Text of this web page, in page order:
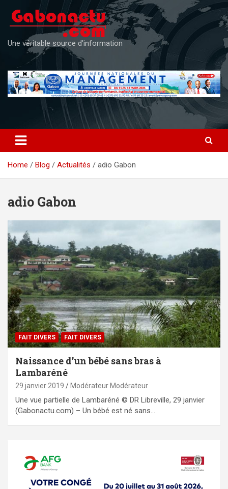
content
Une véritable source d'information
Home Blog Actualités adio Gabon
adio Gabon
FAIT DIVERS FAIT DIVERS
Naissance d’un bébé sans bras à
Lambaréné
29 janvier 2019 Modérateur Modérateur
Une vue partielle de Lambaréné © DR Libreville, 29 janvier
(Gabonactu.com) – Un bébé est né sans…